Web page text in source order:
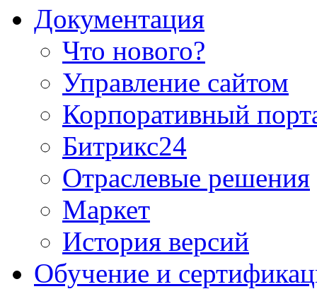
Документация
Что нового?
Управление сайтом
Корпоративный
Битрикс24
Отраслевые решения
Маркет
История версий
Обучение и